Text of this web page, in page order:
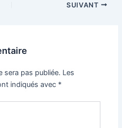
SUIVANT
sera pas publiée. Les
indiqués avec *